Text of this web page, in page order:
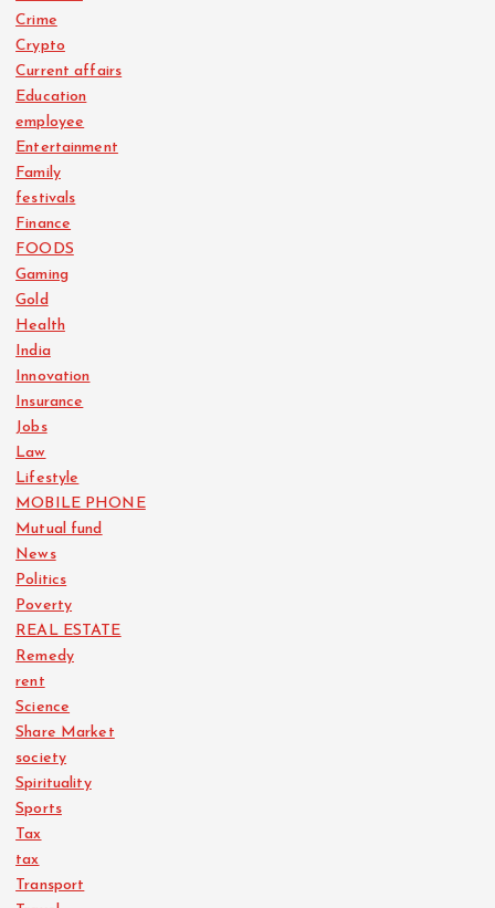
Crime
Crypto
Current affairs
Education
employee
Entertainment
Family
festivals
Finance
FOODS
Gaming
Gold
Health
India
Innovation
Insurance
Jobs
Law
Lifestyle
MOBILE PHONE
Mutual fund
News
Politics
Poverty
REAL ESTATE
Remedy
rent
Science
Share Market
society
Spirituality
Sports
Tax
tax
Transport